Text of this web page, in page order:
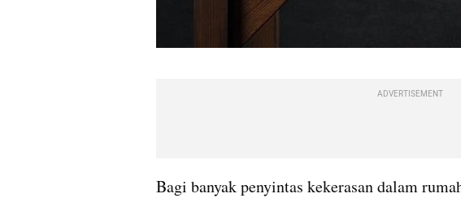
ADVERTISEMENT
Bagi banyak penyintas kekerasan dalam